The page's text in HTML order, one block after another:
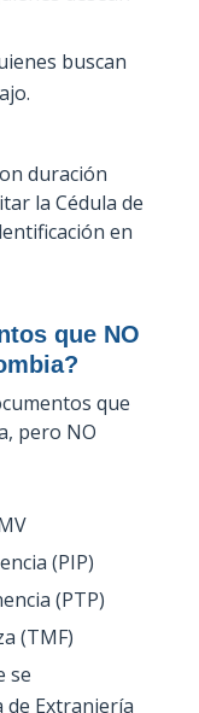
buscan
duración
la Cédula de
en
que NO
que
pero NO
(PIP)
(PTP)
(TMF)
se
de Extranjería